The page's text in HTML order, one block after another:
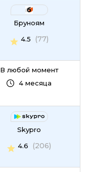
Бруноям
4.5
(77)
В любой момент
4 месяца
Skypro
4.6
(206)